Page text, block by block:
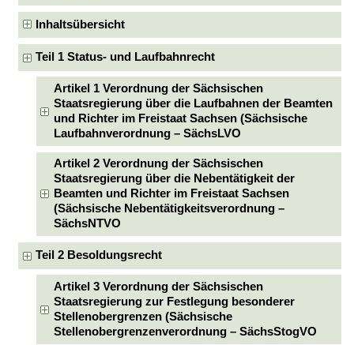
Inhaltsübersicht
Teil 1 Status- und Laufbahnrecht
Artikel 1 Verordnung der Sächsischen
Staatsregierung über die Laufbahnen der Beamten
und Richter im Freistaat Sachsen (Sächsische
Laufbahnverordnung – SächsLVO
Artikel 2 Verordnung der Sächsischen
Staatsregierung über die Nebentätigkeit der
Beamten und Richter im Freistaat Sachsen
(Sächsische Nebentätigkeitsverordnung –
SächsNTVO
Teil 2 Besoldungsrecht
Artikel 3 Verordnung der Sächsischen
Staatsregierung zur Festlegung besonderer
Stellenobergrenzen (Sächsische
Stellenobergrenzenverordnung – SächsStogVO